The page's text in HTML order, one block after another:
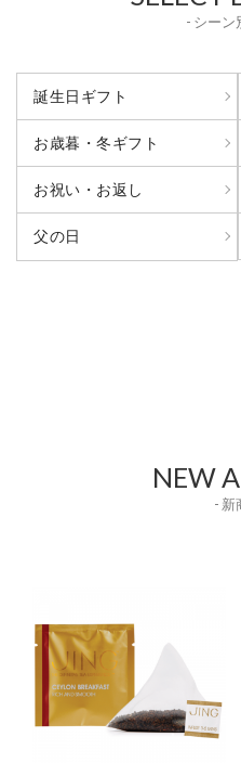
- シーン
誕生日ギフト
お歳暮・冬ギフト
お祝い・お返し
父の日
NEW
- 新